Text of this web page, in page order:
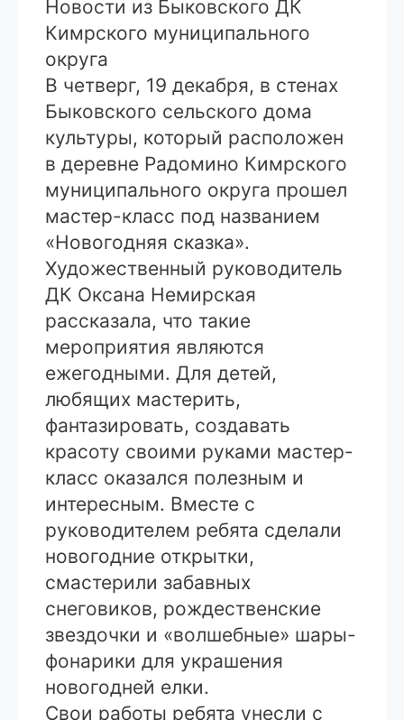
Новости из Быковского ДК
Кимрского муниципального
округа
В четверг, 19 декабря, в стенах
Быковского сельского дома
культуры, который расположен
в деревне Радомино Кимрского
муниципального округа прошел
мастер-класс под названием
«Новогодняя сказка».
Художественный руководитель
ДК Оксана Немирская
рассказала, что такие
мероприятия являются
ежегодными. Для детей,
любящих мастерить,
фантазировать, создавать
красоту своими руками мастер-
класс оказался полезным и
интересным. Вместе с
руководителем ребята сделали
новогодние открытки,
смастерили забавных
снеговиков, рождественские
звездочки и «волшебные» шары-
фонарики для украшения
новогодней елки.
Свои работы ребята унесли с